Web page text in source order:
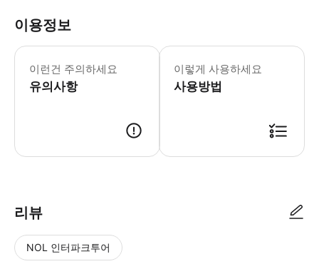
이용정보
이런건 주의하세요
유의사항
수하물 허용량: 최대 11인까지 차량
이렇게 사용하세요
사용방법
리뷰
NOL 인터파크투어